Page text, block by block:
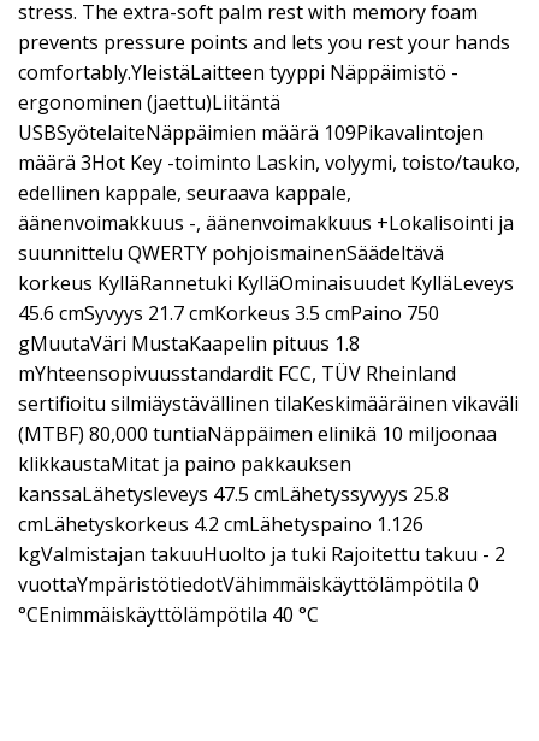
stress. The extra-soft palm rest with memory foam
prevents pressure points and lets you rest your hands
comfortably.YleistäLaitteen tyyppi Näppäimistö -
ergonominen (jaettu)Liitäntä
USBSyötelaiteNäppäimien määrä 109Pikavalintojen
määrä 3Hot Key -toiminto Laskin, volyymi, toisto/tauko,
edellinen kappale, seuraava kappale,
äänenvoimakkuus -, äänenvoimakkuus +Lokalisointi ja
suunnittelu QWERTY pohjoismainenSäädeltävä
korkeus KylläRannetuki KylläOminaisuudet KylläLeveys
45.6 cmSyvyys 21.7 cmKorkeus 3.5 cmPaino 750
gMuutaVäri MustaKaapelin pituus 1.8
mYhteensopivuusstandardit FCC, TÜV Rheinland
sertifioitu silmiäystävällinen tilaKeskimääräinen vikaväli
(MTBF) 80,000 tuntiaNäppäimen elinikä 10 miljoonaa
klikkaustaMitat ja paino pakkauksen
kanssaLähetysleveys 47.5 cmLähetyssyvyys 25.8
cmLähetyskorkeus 4.2 cmLähetyspaino 1.126
kgValmistajan takuuHuolto ja tuki Rajoitettu takuu - 2
vuottaYmpäristötiedotVähimmäiskäyttölämpötila 0
°CEnimmäiskäyttölämpötila 40 °C